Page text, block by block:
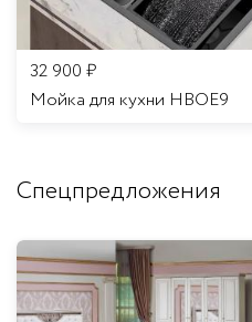
32 900 ₽
Мойка для кухни HBOE9
Спецпредложения